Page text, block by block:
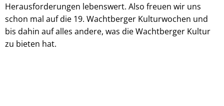
Herausforderungen lebenswert. Also freuen wir uns
schon mal auf die 19. Wachtberger Kulturwochen und
bis dahin auf alles andere, was die Wachtberger Kultur
zu bieten hat.